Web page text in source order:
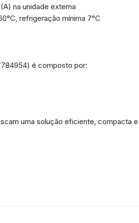
na unidade externa
refrigeração mínima 7°C
é composto por:
uma solução eficiente, compacta e